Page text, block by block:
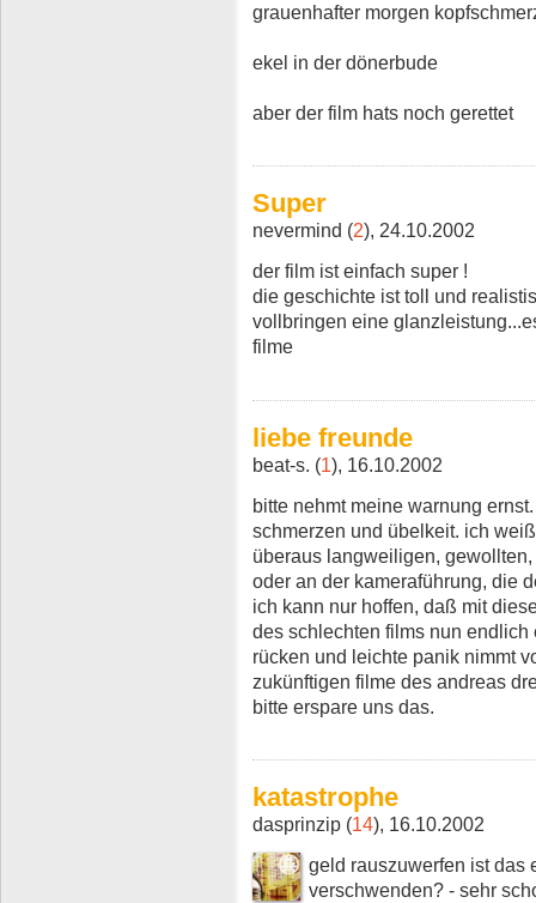
grauenhafter morgen
ekel in der dönerbude
aber der film hats noch gerettet
Super
nevermind (2), 24.10.2002
der film ist einfach super !
die geschichte ist toll und
vollbringen eine
filme
liebe freunde
beat-s. (1), 16.10.2002
bitte nehmt meine warnung
schmerzen und übelkeit. ich
überaus langweiligen,
oder an der kameraführung, die
ich kann nur hoffen, daß mit
des schlechten films nun endlich
rücken und leichte panik nimmt
zukünftigen filme des andreas
bitte erspare uns das.
katastrophe
dasprinzip (14), 16.10.2002
geld rauszuwerfen ist das
verschwenden? - sehr